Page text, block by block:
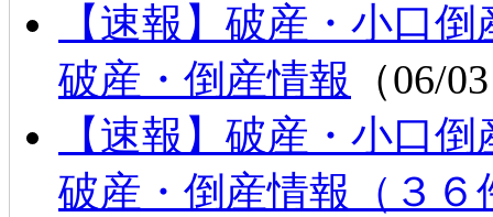
【速報】破産・小
破産・倒産情報 （06/
【速報】破産・小
破産・倒産情報（３６